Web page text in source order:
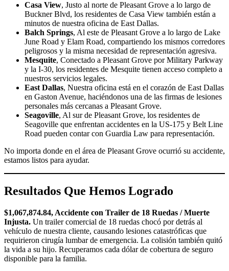
Casa View, Justo al norte de Pleasant Grove a lo largo de
Buckner Blvd, los residentes de Casa View también están a
minutos de nuestra oficina de East Dallas.
Balch Springs, Al este de Pleasant Grove a lo largo de Lake
June Road y Elam Road, compartiendo los mismos corredores
peligrosos y la misma necesidad de representación agresiva.
Mesquite, Conectado a Pleasant Grove por Military Parkway
y la I-30, los residentes de Mesquite tienen acceso completo a
nuestros servicios legales.
East Dallas, Nuestra oficina está en el corazón de East Dallas
en Gaston Avenue, haciéndonos una de las firmas de lesiones
personales más cercanas a Pleasant Grove.
Seagoville, Al sur de Pleasant Grove, los residentes de
Seagoville que enfrentan accidentes en la US-175 y Belt Line
Road pueden contar con Guardia Law para representación.
No importa donde en el área de Pleasant Grove ocurrió su accidente,
estamos listos para ayudar.
Resultados Que Hemos Logrado
$1,067,874.84, Accidente con Trailer de 18 Ruedas / Muerte
Injusta. Un trailer comercial de 18 ruedas chocó por detrás al
vehículo de nuestra cliente, causando lesiones catastróficas que
requirieron cirugía lumbar de emergencia. La colisión también quitó
la vida a su hijo. Recuperamos cada dólar de cobertura de seguro
disponible para la familia.